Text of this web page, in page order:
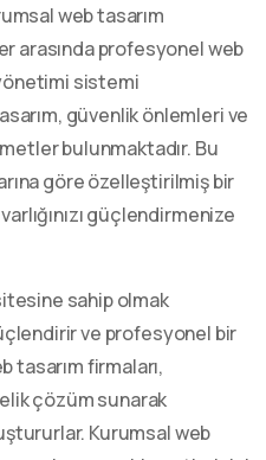
web tasarım
arasında profesyonel web
sistemi
güvenlik önlemleri ve
bulunmaktadır. Bu
göre özelleştirilmiş bir
güçlendirmenize
sahip olmak
ve profesyonel bir
tasarım firmaları,
çözüm sunarak
Kurumsal web